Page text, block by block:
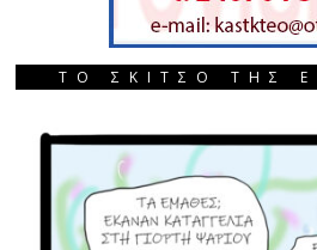
ΤΟ ΣΚΙΤΣΟ ΤΗΣ